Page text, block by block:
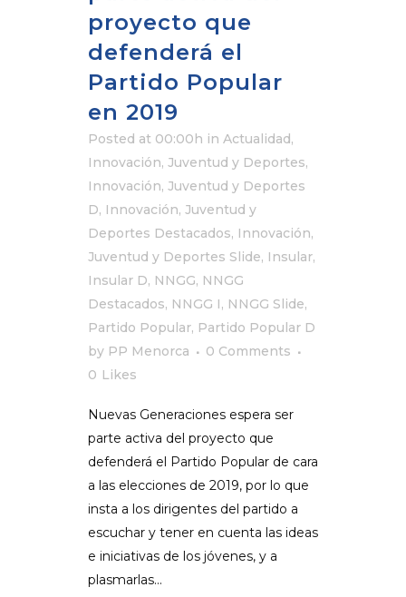
proyecto que
defenderá el
Partido Popular
en 2019
Posted at 00:00h in Actualidad,
Innovación, Juventud y Deportes,
Innovación, Juventud y Deportes
D, Innovación, Juventud y
Deportes Destacados, Innovación,
Juventud y Deportes Slide, Insular,
Insular D, NNGG, NNGG
Destacados, NNGG I, NNGG Slide,
Partido Popular, Partido Popular D
by PP Menorca
0 Comments
0 Likes
Nuevas Generaciones espera ser
parte activa del proyecto que
defenderá el Partido Popular de cara
a las elecciones de 2019, por lo que
insta a los dirigentes del partido a
escuchar y tener en cuenta las ideas
e iniciativas de los jóvenes, y a
plasmarlas...